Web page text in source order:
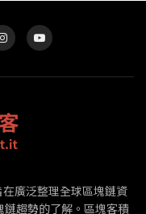
在廣泛整理全球區塊鏈資
趨勢的了解。區塊客積